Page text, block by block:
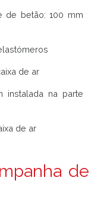
de betão: 100 mm
de ar
instalada na parte
de ar
de